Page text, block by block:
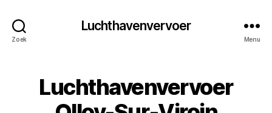
Zoek
Luchthavenvervoer
Menu
Luchthavenvervoer